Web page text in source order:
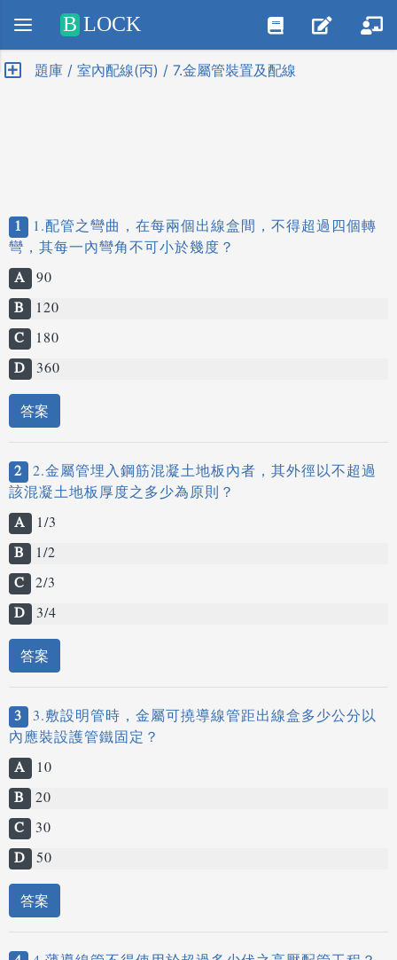
Positive SSL
B LOCK
題庫 / 室內配線(丙) / 7.金屬管裝置及配線
1
1.配管之彎曲，在每兩個出線盒間，不得超過四個轉
彎，其每一內彎角不可小於幾度？
A 90
B
120
C
180
D 360
答案
2 2.金屬管埋入鋼筋混凝土地板內者，其外徑以不超過
該混凝土地板厚度之多少為原則？
A
1/3
B
1/2
C 2/3
D 3/4
答案
3 3.敷設明管時，金屬可撓導線管距出線盒多少公分以
內應裝設護管鐵固定？
A
10
B 20
C 30
D 50
答案